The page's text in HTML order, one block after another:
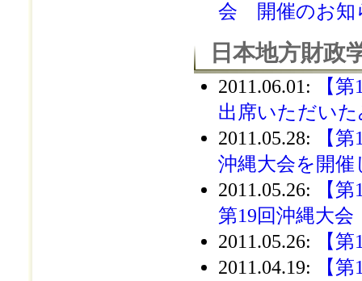
会 開催のお知
日本地方財政
2011.06.01 :
【
出席いただい
2011.05.28:
【
沖縄大会を開催
2011.05.26:
【
第19回沖縄大会
2011.05.26:
【
2011.04.19:
【